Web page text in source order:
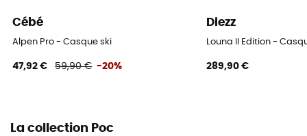
Cébé
Alpen Pro - Casque ski
47,92 € 59,90 € -20%
Diezz
Louna II Edition -
289,90 €
La collection Poc